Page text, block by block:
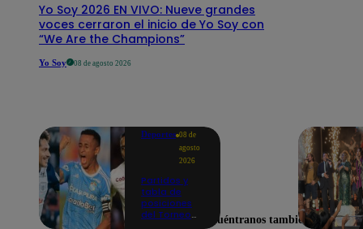
Yo Soy 2026 EN VIVO: Nueve grandes
voces cerraron el inicio de Yo Soy con
“We Are the Champions”
Yo Soy 08 de agosto 2026
Deportes 08 de
agosto
2026
Partidos y
tabla de
posiciones
del Torneo
Encuéntranos también en